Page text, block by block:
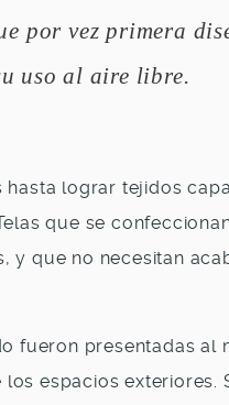
por vez primera
uso al aire libre.
lograr tejidos
que se
y que no necesitan
fueron presentadas al
espacios exteriores.